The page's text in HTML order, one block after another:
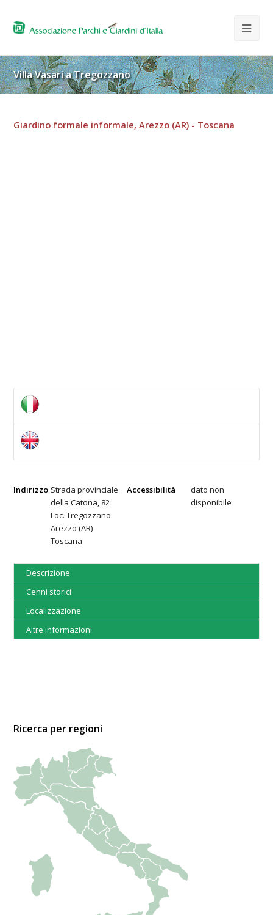
Villa Vasari a Tregozzano
Giardino formale informale, Arezzo (AR) - Toscana
Indirizzo Strada provinciale
della Catona, 82
Loc. Tregozzano
Arezzo (AR) -
Toscana
Accessibilità
dato non
disponibile
Descrizione
Cenni storici
Localizzazione
Altre informazioni
Ricerca per regioni